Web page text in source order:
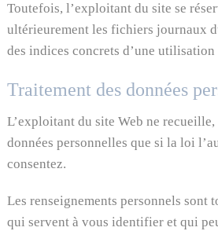
Toutefois, l’exploitant du site se
ultérieurement les fichiers journaux
des indices concrets d’une
Traitement des données
L’exploitant du site Web ne
données personnelles que si la loi
consentez.
Les renseignements personnels sont
qui servent à vous identifier et qui